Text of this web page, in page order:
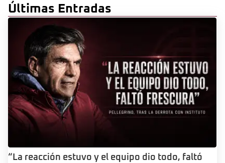
Últimas Entradas
“La reacción estuvo y el equipo dio todo, faltó